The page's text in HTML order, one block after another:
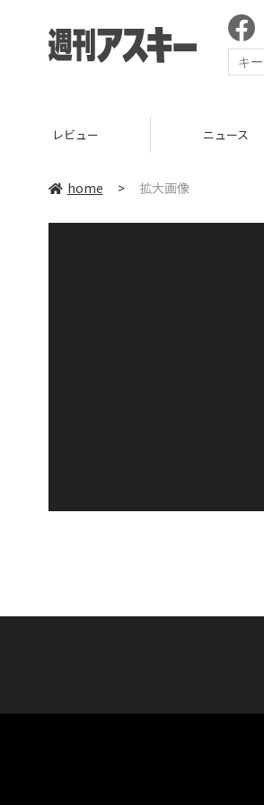
レビュー ニュース
home > 拡大画像